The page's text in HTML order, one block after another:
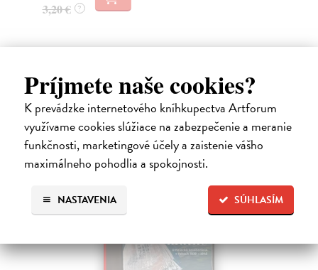
Príjmete naše cookies?
K prevádzke internetového kníhkupectva Artforum
využívame cookies slúžiace na zabezpečenie a meranie
funkčnosti, marketingové účely a zaistenie vášho
maximálneho pohodlia a spokojnosti.
SÚHLASÍM
NASTAVENIA
3,20 € ?
Ďalšie z kategórie slovenské a
české dejiny